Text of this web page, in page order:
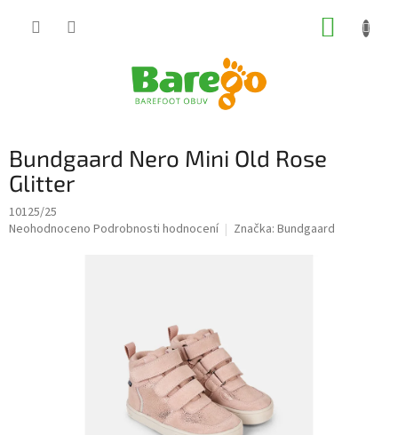
Bundgaard Nero Mini Old Rose
Glitter
10125/25
Průměrné
Neohodnoceno Podrobnosti hodnocení Značka: Bundgaard